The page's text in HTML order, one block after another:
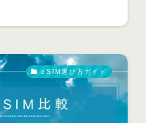
eSIM選び方ガイド